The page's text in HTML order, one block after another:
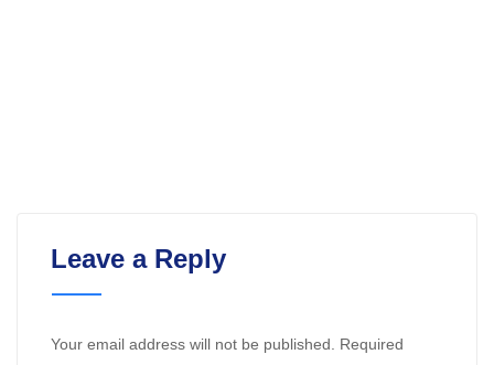
Leave a Reply
Your email address will not be published.
Required